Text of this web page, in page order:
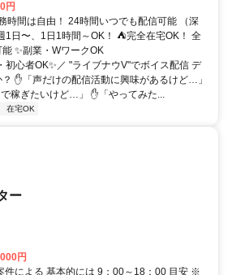
円
時間は自由！ 24時間いつでも配信可能 （深
1日〜、1日1時間～OK！ ⛺完全在宅OK！ 全
✨副業・WワークOK
初心者OK✨／ "ライブナウV"でボイス配信 デ
✋「声だけの配信活動に興味があるけど…」
稼ぎたいけど…」 ✋「やってみた...
在宅OK
ー
円
による 基本的には 9：00～18：00 目安 ※